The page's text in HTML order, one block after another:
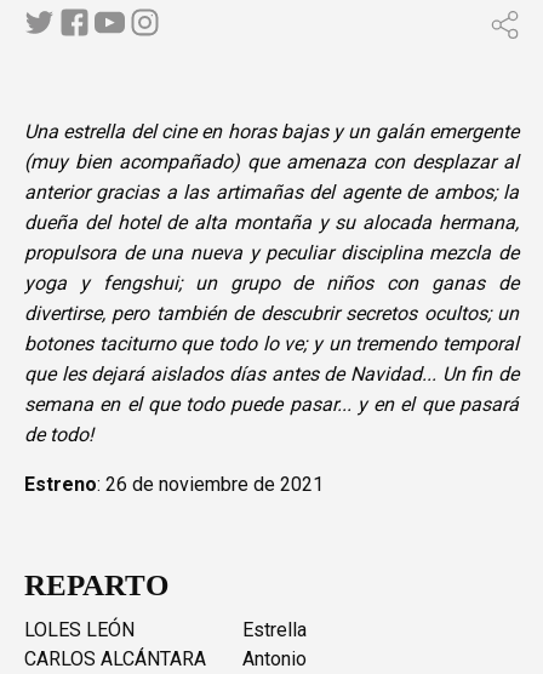
Una estrella del cine en horas bajas y un galán emergente
(muy bien acompañado) que amenaza con desplazar al
anterior gracias a las artimañas del agente de ambos; la
dueña del hotel de alta montaña y su alocada hermana,
propulsora de una nueva y peculiar disciplina mezcla de
yoga y fengshui; un grupo de niños con ganas de
divertirse, pero también de descubrir secretos ocultos; un
botones taciturno que todo lo ve; y un tremendo temporal
que les dejará aislados días antes de Navidad... Un fin de
semana en el que todo puede pasar... y en el que pasará
de todo!
Estreno: 26 de noviembre de 2021
REPARTO
LOLES LEÓN
Estrella
CARLOS ALCÁNTARA
Antonio